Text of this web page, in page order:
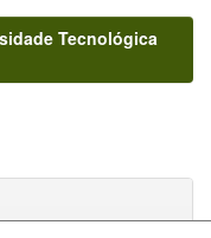
Tecnológica